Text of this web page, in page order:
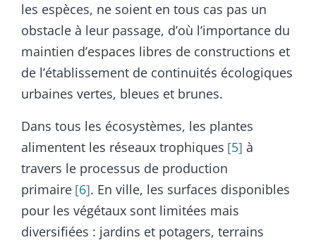
les espèces, ne soient en tous cas pas un
obstacle à leur passage, d’où l’importance du
maintien d’espaces libres de constructions et
de l’établissement de continuités écologiques
urbaines vertes, bleues et brunes.
Dans tous les écosystèmes, les plantes
alimentent les réseaux trophiques 5 à
travers le processus de production
primaire 6 . En ville, les surfaces disponibles
pour les végétaux sont limitées mais
diversifiées : jardins et potagers, terrains